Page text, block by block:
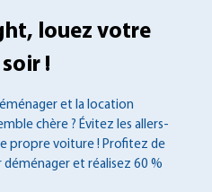
louez votre
!
et la location
chère ? Évitez les allers-
propre voiture ! Profitez de
et réalisez 60 %